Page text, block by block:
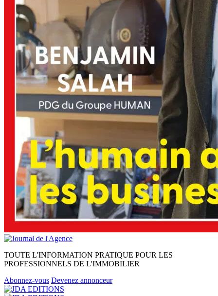
TOUTE L'INFORMATION PRATIQUE POUR LES
PROFESSIONNELS DE L'IMMOBILIER
Abonnez-vous Devenez annonceur